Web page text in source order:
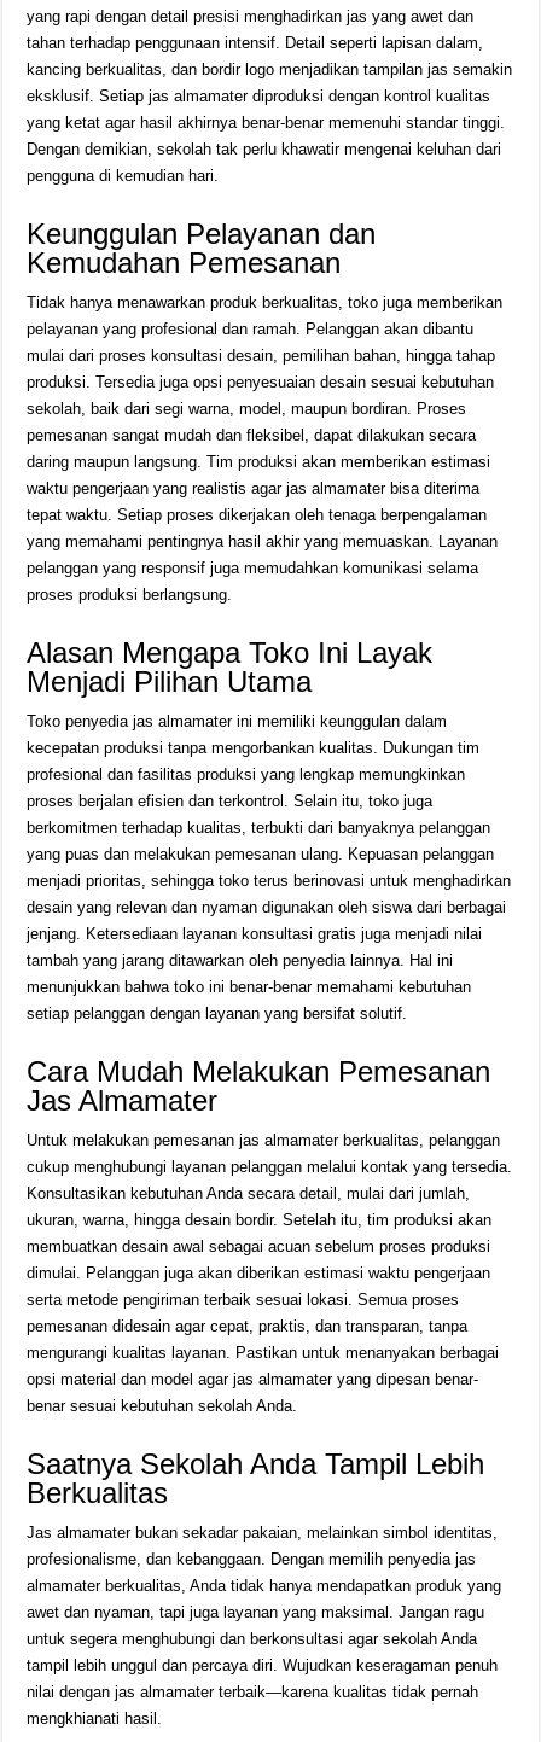
yang rapi dengan detail presisi menghadirkan jas yang awet dan
tahan terhadap penggunaan intensif. Detail seperti lapisan dalam,
kancing berkualitas, dan bordir logo menjadikan tampilan jas semakin
eksklusif. Setiap jas almamater diproduksi dengan kontrol kualitas
yang ketat agar hasil akhirnya benar-benar memenuhi standar tinggi.
Dengan demikian, sekolah tak perlu khawatir mengenai keluhan dari
pengguna di kemudian hari.
Keunggulan Pelayanan dan
Kemudahan Pemesanan
Tidak hanya menawarkan produk berkualitas, toko juga memberikan
pelayanan yang profesional dan ramah. Pelanggan akan dibantu
mulai dari proses konsultasi desain, pemilihan bahan, hingga tahap
produksi. Tersedia juga opsi penyesuaian desain sesuai kebutuhan
sekolah, baik dari segi warna, model, maupun bordiran. Proses
pemesanan sangat mudah dan fleksibel, dapat dilakukan secara
daring maupun langsung. Tim produksi akan memberikan estimasi
waktu pengerjaan yang realistis agar jas almamater bisa diterima
tepat waktu. Setiap proses dikerjakan oleh tenaga berpengalaman
yang memahami pentingnya hasil akhir yang memuaskan. Layanan
pelanggan yang responsif juga memudahkan komunikasi selama
proses produksi berlangsung.
Alasan Mengapa Toko Ini Layak
Menjadi Pilihan Utama
Toko penyedia jas almamater ini memiliki keunggulan dalam
kecepatan produksi tanpa mengorbankan kualitas. Dukungan tim
profesional dan fasilitas produksi yang lengkap memungkinkan
proses berjalan efisien dan terkontrol. Selain itu, toko juga
berkomitmen terhadap kualitas, terbukti dari banyaknya pelanggan
yang puas dan melakukan pemesanan ulang. Kepuasan pelanggan
menjadi prioritas, sehingga toko terus berinovasi untuk menghadirkan
desain yang relevan dan nyaman digunakan oleh siswa dari berbagai
jenjang. Ketersediaan layanan konsultasi gratis juga menjadi nilai
tambah yang jarang ditawarkan oleh penyedia lainnya. Hal ini
menunjukkan bahwa toko ini benar-benar memahami kebutuhan
setiap pelanggan dengan layanan yang bersifat solutif.
Cara Mudah Melakukan Pemesanan
Jas Almamater
Untuk melakukan pemesanan jas almamater berkualitas, pelanggan
cukup menghubungi layanan pelanggan melalui kontak yang tersedia.
Konsultasikan kebutuhan Anda secara detail, mulai dari jumlah,
ukuran, warna, hingga desain bordir. Setelah itu, tim produksi akan
membuatkan desain awal sebagai acuan sebelum proses produksi
dimulai. Pelanggan juga akan diberikan estimasi waktu pengerjaan
serta metode pengiriman terbaik sesuai lokasi. Semua proses
pemesanan didesain agar cepat, praktis, dan transparan, tanpa
mengurangi kualitas layanan. Pastikan untuk menanyakan berbagai
opsi material dan model agar jas almamater yang dipesan benar-
benar sesuai kebutuhan sekolah Anda.
Saatnya Sekolah Anda Tampil Lebih
Berkualitas
Jas almamater bukan sekadar pakaian, melainkan simbol identitas,
profesionalisme, dan kebanggaan. Dengan memilih penyedia jas
almamater berkualitas, Anda tidak hanya mendapatkan produk yang
awet dan nyaman, tapi juga layanan yang maksimal. Jangan ragu
untuk segera menghubungi dan berkonsultasi agar sekolah Anda
tampil lebih unggul dan percaya diri. Wujudkan keseragaman penuh
nilai dengan jas almamater terbaik—karena kualitas tidak pernah
mengkhianati hasil.